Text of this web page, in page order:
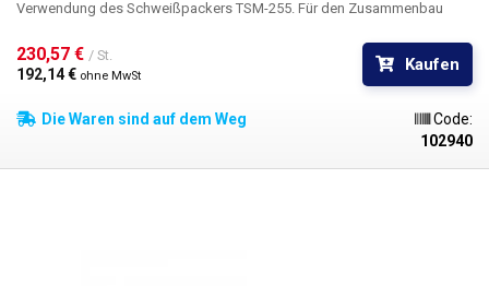
Verwendung des Schweißpackers TSM-255. Für den Zusammenbau
abgeschraubt und die Schablonen wieder eingesetzt werden. Material:
Eloxiertes Aluminium, Silikon
230,57 € / St.
192,14 € ohne MwSt
Kaufen
Die Waren sind auf dem Weg
Code:
102940